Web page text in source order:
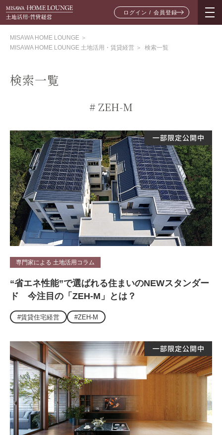
ログイン / 会員登録
MISAWA HOME LOUNGE ＞
MISAWA HOME LOUNGE 土地活用・賃貸経営 ＞ 検索一覧
検索一覧
# ZEH-M
専門家による 土地活用コラム
“省エネ性能”で選ばれる住まいのNEWスタンダー
ド 今注目の「ZEH-M」とは？
#賃貸住宅経営 #ZEH-M